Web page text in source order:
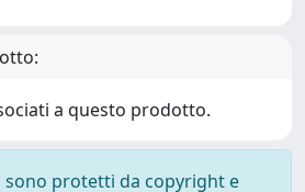
a questo prodotto.
sono protetti da copyright e